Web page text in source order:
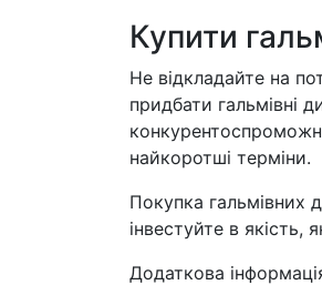
Купити
Не відкладайте на
придбати гальмівні
найкоротші терміни.
Покупка гальмівних
інвестуйте в якість,
Додаткова